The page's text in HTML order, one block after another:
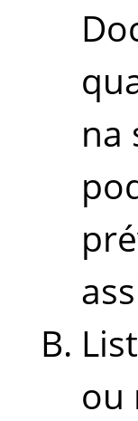
na
ou